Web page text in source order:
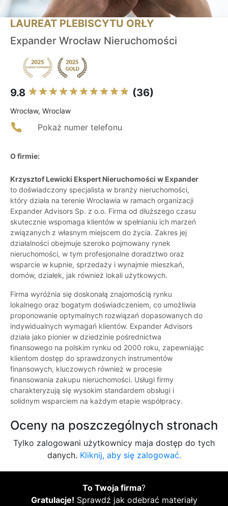
LAUREAT PLEBISCYTU ORŁY
Expander Wrocław Nieruchomości
9.8 (36)
Wrocław, Wroclaw
Pokaż numer telefonu
O firmie:
Krzysztof Lewicki Ekspert Nieruchomości w Expander
to doświadczony specjalista w branży nieruchomości,
który działa na terenie Wrocławia w ramach organizacji
Expander Advisors Sp. z o.o. Firma od dłuższego czasu
skutecznie wspomaga klientów w spełnianiu ich marzeń
związanych z własnym miejscem do życia. Zakres jej
działalności obejmuje szeroko pojmowany rynek
nieruchomości, w tym profesjonalne doradztwo oraz
wsparcie w kupnie, sprzedaży i wynajmie mieszkań,
domów, działek, jak również lokali użytkowych.
Firma wyróżnia się doskonałą znajomością rynku
lokalnego oraz bogatym doświadczeniem, co umożliwia
proponowanie optymalnych rozwiązań dopasowanych do
indywidualnych wymagań klientów. Expander Advisors
działa jako pionier w dziedzinie pośrednictwa
finansowego na polskim rynku od 2000 roku, zapewniając
klientom dostęp do sprawdzonych instrumentów
finansowych, kluczowych również w procesie
finansowania zakupu nieruchomości. Usługi firmy
charakteryzują się wysokim standardem obsługi i
solidnym wsparciem na każdym etapie współpracy.
Oceny na poszczególnych stronach
Tylko zalogowani użytkownicy maja dostęp do tych
danych. Kliknij, aby się zalogować.
To Twoja firma?
Gratulacje! Sprawdź jak odebrać materiały